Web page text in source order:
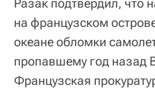
Разак подтвердил, что
на французском
океане обломки
пропавшему год назад
Французская